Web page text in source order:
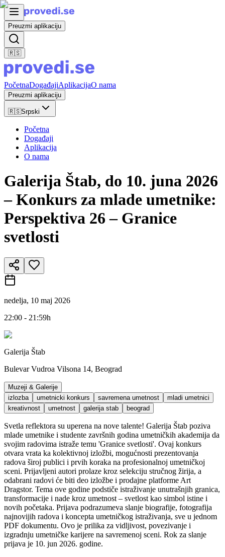
Preuzmi aplikaciju
🇷🇸
PočetnaDogađajiAplikacijaO nama
Preuzmi aplikaciju
🇷🇸Srpski
Početna
Događaji
Aplikacija
O nama
Galerija Štab, do 10. juna 2026
– Konkurs za mlade umetnike:
Perspektiva 26 – Granice
svetlosti
nedelja, 10 maj 2026
22:00 - 21:59h
Galerija Štab
Bulevar Vudroa Vilsona 14, Beograd
Muzeji & Galerije
izlozba
umetnicki konkurs savremena umetnost
mladi umetnici
kreativnost
umetnost galerija stab beograd
Svetla reflektora su uperena na nove talente! Galerija Štab poziva
mlade umetnike i studente završnih godina umetničkih akademija da
svojim radovima istraže temu 'Granice svetlosti'. Ovaj konkurs
otvara vrata ka kolektivnoj izložbi, mogućnosti prezentovanja
radova široj publici i prvih koraka na profesionalnoj umetničkoj
sceni. Prijavljeni autori prolaze kroz selekciju stručnog žirija, a
odabrani radovi će biti deo izložbe i prodajne platforme Art
Dragstor. Tema ove godine podstiče istraživanje unutrašnjih granica,
transformacije i nade kroz umetnost – svetlost kao simbol istine i
novih početaka. Prijava podrazumeva slanje biografije, fotografija
najnovijih radova i koncepta umetničkog istraživanja, sve u jednom
PDF dokumentu. Ovo je prilika za vidljivost, povezivanje i
izgradnju umetničke karijere na savremenoj sceni. Rok za slanje
prijava je 10. jun 2026. godine.